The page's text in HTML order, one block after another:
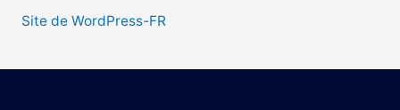
Site de WordPress-FR